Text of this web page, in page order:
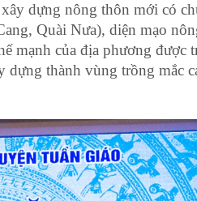
dựng nông thôn mới có
Quài Nưa), diện mạo
mạnh của địa phương được
thành vùng trồng mắc